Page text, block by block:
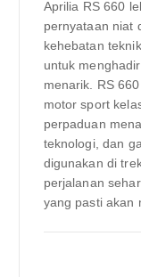
Aprilia RS 660
pernyataan niat
kehebatan
untuk
menarik. RS
motor sport
perpaduan
teknologi, dan
digunakan di
perjalanan
yang pasti akan